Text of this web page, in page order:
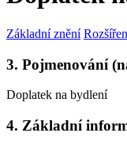
Základní znění
3. Pojmenování
Doplatek na bydlení
4. Základní